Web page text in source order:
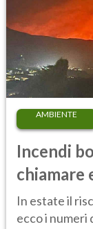
AMBIENTE
Incendi
chiamare
salvo
In estate il
ecco i numeri